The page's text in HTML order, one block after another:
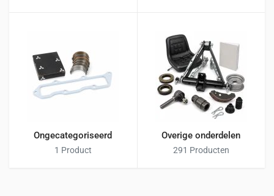
Ongecategoriseerd
1 Product
Overige onderdelen
291 Producten